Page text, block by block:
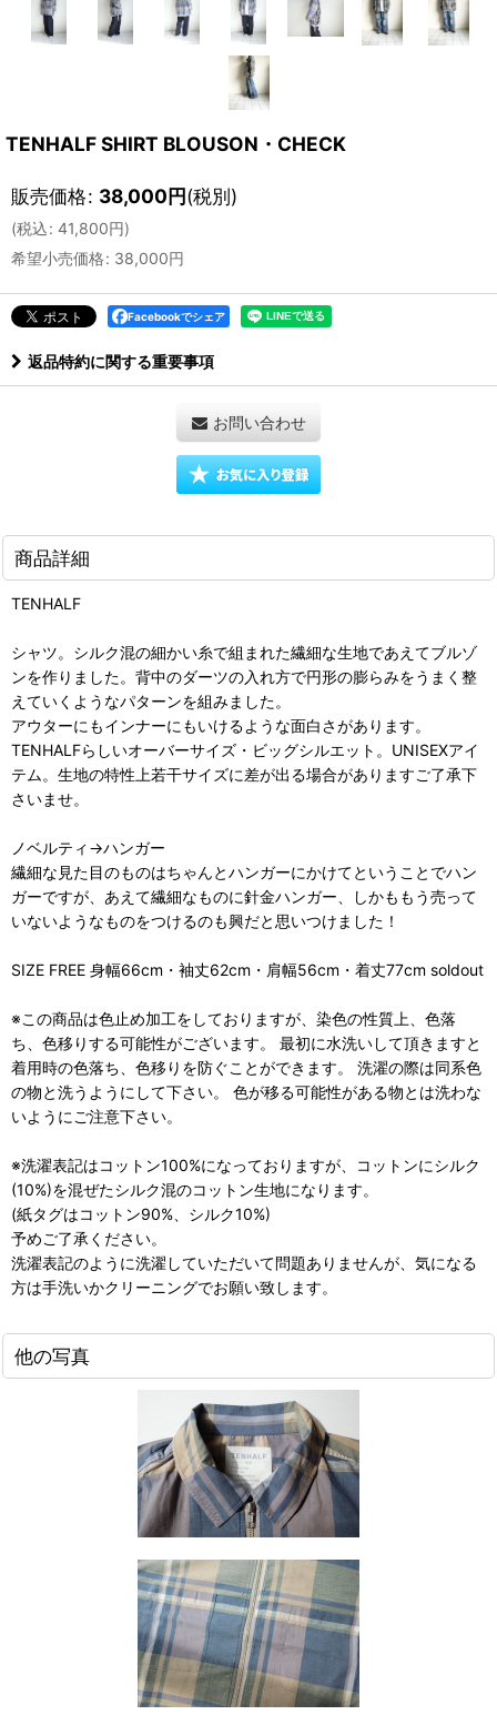
TENHALF SHIRT BLOUSON・CHECK
販売価格: 38,000円(税別)
(税込: 41,800円)
希望小売価格: 38,000円
Facebookでシェア
返品特約に関する重要事項
お問い合わせ
商品詳細
TENHALF
シャツ。シルク混の細かい糸で組まれた繊細な生地であえてブルゾ
ンを作りました。背中のダーツの入れ方で円形の膨らみをうまく整
えていくようなパターンを組みました。
アウターにもインナーにもいけるような面白さがあります。
TENHALFらしいオーバーサイズ・ビッグシルエット。UNISEXアイ
テム。生地の特性上若干サイズに差が出る場合がありますご了承下
さいませ。
ノベルティ→ハンガー
繊細な見た目のものはちゃんとハンガーにかけてということでハン
ガーですが、あえて繊細なものに針金ハンガー、しかももう売って
いないようなものをつけるのも興だと思いつけました！
SIZE FREE 身幅66cm・袖丈62cm・肩幅56cm・着丈77cm soldout
※この商品は色止め加工をしておりますが、染色の性質上、色落
ち、色移りする可能性がございます。 最初に水洗いして頂きますと
着用時の色落ち、色移りを防ぐことができます。 洗濯の際は同系色
の物と洗うようにして下さい。 色が移る可能性がある物とは洗わな
いようにご注意下さい。
※洗濯表記はコットン100%になっておりますが、コットンにシルク
(10%)を混ぜたシルク混のコットン生地になります。
(紙タグはコットン90%、シルク10%)
予めご了承ください。
洗濯表記のように洗濯していただいて問題ありませんが、気になる
方は手洗いかクリーニングでお願い致します。
他の写真